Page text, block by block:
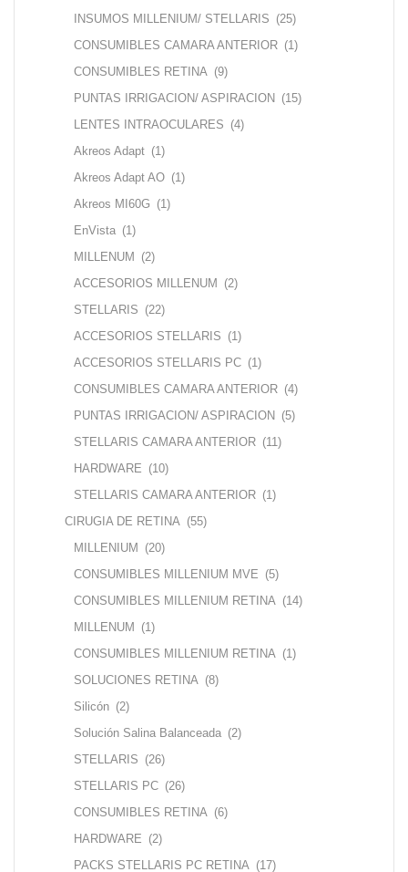
INSUMOS MILLENIUM/ STELLARIS (25)
CONSUMIBLES CAMARA ANTERIOR (1)
CONSUMIBLES RETINA (9)
PUNTAS IRRIGACION/ ASPIRACION (15)
LENTES INTRAOCULARES (4)
Akreos Adapt (1)
Akreos Adapt AO (1)
Akreos MI60G (1)
EnVista (1)
MILLENUM (2)
ACCESORIOS MILLENUM (2)
STELLARIS (22)
ACCESORIOS STELLARIS (1)
ACCESORIOS STELLARIS PC (1)
CONSUMIBLES CAMARA ANTERIOR (4)
PUNTAS IRRIGACION/ ASPIRACION (5)
STELLARIS CAMARA ANTERIOR (11)
HARDWARE (10)
STELLARIS CAMARA ANTERIOR (1)
CIRUGIA DE RETINA (55)
MILLENIUM (20)
CONSUMIBLES MILLENIUM MVE (5)
CONSUMIBLES MILLENIUM RETINA (14)
MILLENUM (1)
CONSUMIBLES MILLENIUM RETINA (1)
SOLUCIONES RETINA (8)
Silicón (2)
Solución Salina Balanceada (2)
STELLARIS (26)
STELLARIS PC (26)
CONSUMIBLES RETINA (6)
HARDWARE (2)
PACKS STELLARIS PC RETINA (17)